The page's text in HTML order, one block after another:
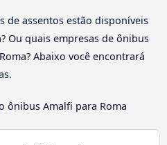
de assentos estão disponíveis
Ou quais empresas de ônibus
Abaixo você encontrará
ônibus Amalfi para Roma